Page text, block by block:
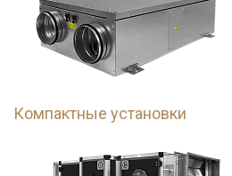
Компактные установки